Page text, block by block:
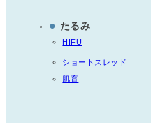
● たるみ
HIFU
ショートスレッド
肌育